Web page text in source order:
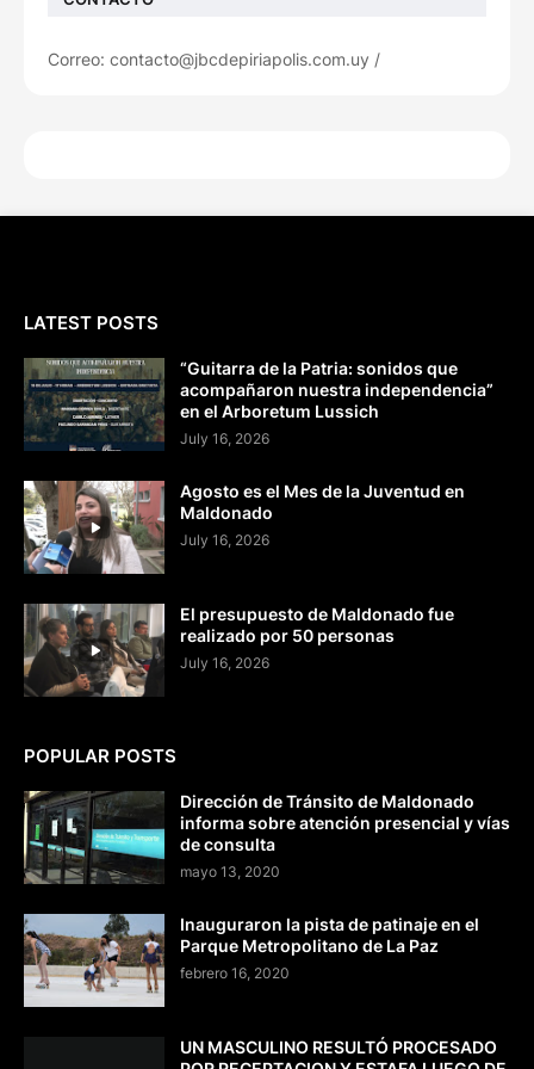
Correo: contacto@jbcdepiriapolis.com.uy /
LATEST POSTS
“Guitarra de la Patria: sonidos que
acompañaron nuestra independencia”
en el Arboretum Lussich
July 16, 2026
Agosto es el Mes de la Juventud en
Maldonado
July 16, 2026
El presupuesto de Maldonado fue
realizado por 50 personas
July 16, 2026
POPULAR POSTS
Dirección de Tránsito de Maldonado
informa sobre atención presencial y vías
de consulta
mayo 13, 2020
Inauguraron la pista de patinaje en el
Parque Metropolitano de La Paz
febrero 16, 2020
UN MASCULINO RESULTÓ PROCESADO